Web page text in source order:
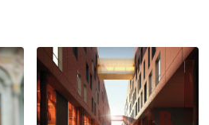
sostenibilità misurabile. Un
modello innovativo
replicabile per ripensare
l’edilizia pubblica in Italia